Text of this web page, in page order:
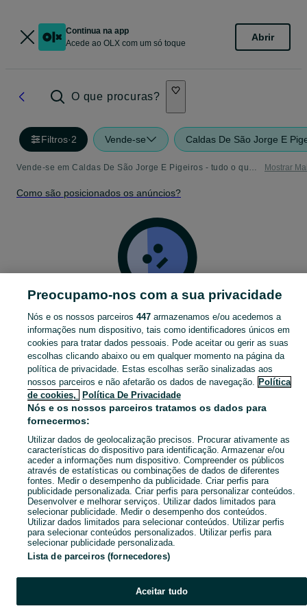
Continua na app
Acede ao OLX com um só toque
Abrir
O que procuras?
Filtros·2 Vende-se Caldas De São Jorge E
Vende-se em Caldas De São Jorge E Pigeiros - tudo o que precisa - Página 4 Mostrar
Como são posicionados os anúncios?
Não encontrámos aquilo que procuras…
Página principal Imóveis Armazéns Vende-se Vende-se - Aveiro
Vende-
- Caldas De São Jorge E Pigeiros
CATEGORIA
Navegue pelos últimos anúncios de Vende-se em Caldas De São Jorge E Pigeiros no OLX Portugal. Compre e venda produtos locais com facilidade e segurança. Mostrar
Mapa do site
Mapa das freguesias
Mapa de mini-sites
Pesquisas populares
Preocupamo-nos com a sua privacidade
Nós e os nossos parceiros 447armazenamos e/ou acedemos a
informações num dispositivo, tais como identificadores únicos em
cookies para tratar dados pessoais. Pode aceitar ou gerir as suas
escolhas clicando abaixo ou em qualquer momento na página da
política de privacidade. Estas escolhas serão sinalizadas aos
nossos parceiros e não afetarão os dados de navegação. Política
de cookies,
Política De Privacidade
Nós e os nossos parceiros tratamos os dados para
fornecermos:
Utilizar dados de geolocalização precisos. Procurar ativamente as
características do dispositivo para identificação. Armazenar e/ou
aceder a informações num dispositivo. Compreender os públicos
através de estatísticas ou combinações de dados de diferentes
fontes. Medir o desempenho da publicidade. Criar perfis para
publicidade personalizada. Criar perfis para personalizar conteúdos.
Desenvolver e melhorar serviços. Utilizar dados limitados para
selecionar publicidade. Medir o desempenho dos conteúdos.
Utilizar dados limitados para selecionar conteúdos. Utilizar perfis
para selecionar conteúdos personalizados. Utilizar perfis para
selecionar publicidade personalizada.
Lista de parceiros (fornecedores)
Aceitar tudo